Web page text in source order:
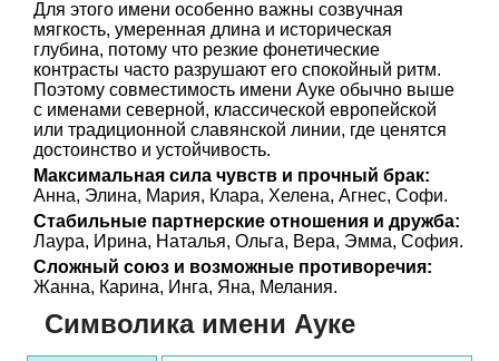
Для этого имени особенно важны созвучная
мягкость, умеренная длина и историческая
глубина, потому что резкие фонетические
контрасты часто разрушают его спокойный ритм.
Поэтому совместимость имени Ауке обычно выше
с именами северной, классической европейской
или традиционной славянской линии, где ценятся
достоинство и устойчивость.
Максимальная сила чувств и прочный брак:
Анна, Элина, Мария, Клара, Хелена, Агнес, Софи.
Стабильные партнерские отношения и дружба:
Лаура, Ирина, Наталья, Ольга, Вера, Эмма, София.
Сложный союз и возможные противоречия:
Жанна, Карина, Инга, Яна, Мелания.
Символика имени Ауке